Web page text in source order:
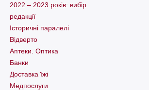
2022 – 2023 років: вибір
редакції
Історичні паралелі
Відверто
Аптеки. Оптика
Банки
Доставка їжі
Медпослуги